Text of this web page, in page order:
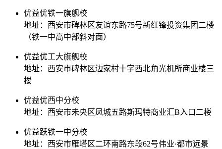
优益优铁一旗舰校
地址：西安市碑林区友谊东路75号新红锋投资集团二楼
（铁一中高中部斜对面）
优益优工大旗舰校
地址：西安市碑林区边家村十字西北角光机所商业楼三
楼
优益优西中分校
地址：西安市未央区凤城五路斯玛特商业汇B入口二楼
优益跃铁一中分校
地址：西安市雁塔区二环南路东段62号伟业·都市远景